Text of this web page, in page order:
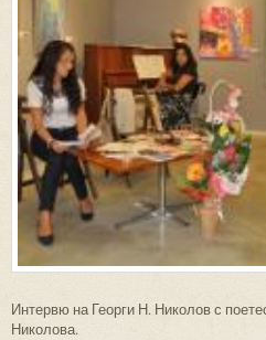
Интервю на Георги Н. Николов с
Николова.